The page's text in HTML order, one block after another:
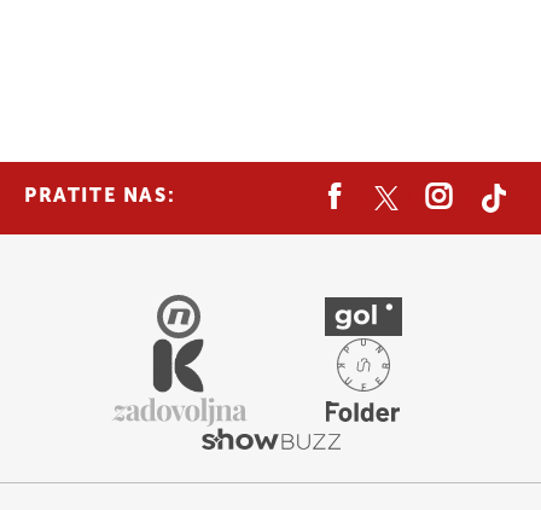
PRATITE NAS: